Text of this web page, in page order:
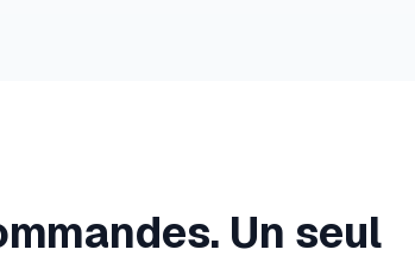
Un seul